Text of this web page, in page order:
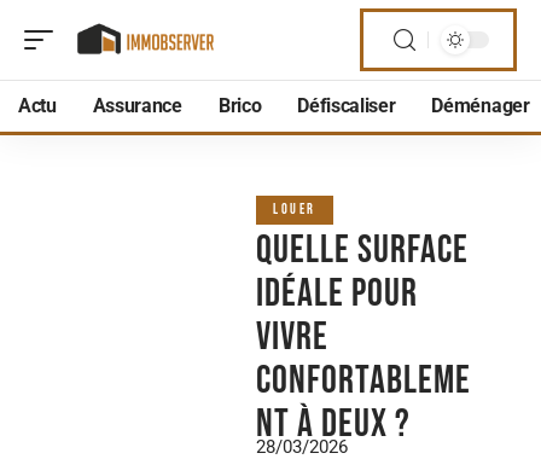
Actu Assurance Brico Défiscaliser Déménager
LOUER
Quelle surface
idéale pour
vivre
confortableme
nt à deux ?
28/03/2026